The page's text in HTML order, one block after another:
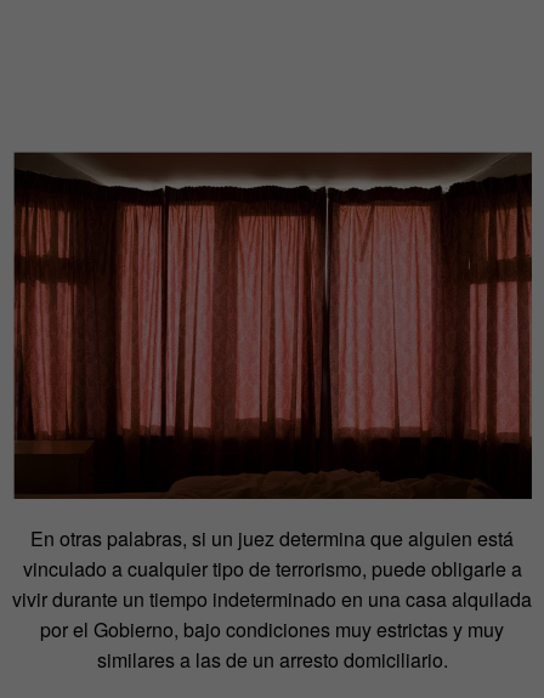
En otras palabras, si un juez determina que alguien está
vinculado a cualquier tipo de terrorismo, puede obligarle a
vivir durante un tiempo indeterminado en una casa alquilada
por el Gobierno, bajo condiciones muy estrictas y muy
similares a las de un arresto domiciliario.